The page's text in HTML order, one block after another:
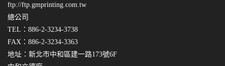
ftp://ftp.gmprinting.com.tw
總公司
TEL：886-2-3234-3738
FAX：886-2-3234-3363
地址：新北市中和區建一路173號6F